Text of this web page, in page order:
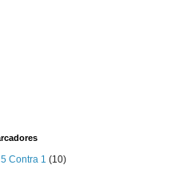
5 Contra 1 (10)